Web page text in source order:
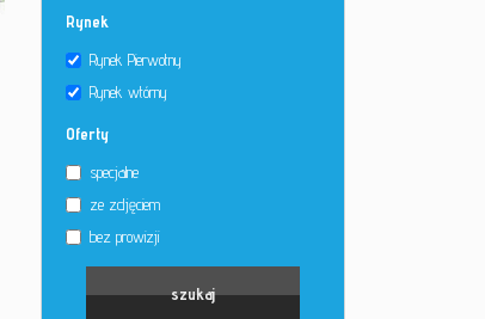
Rynek
Rynek Pierwotny
Rynek wtórny
Oferty
specjalne
ze zdjęciem
bez prowizji